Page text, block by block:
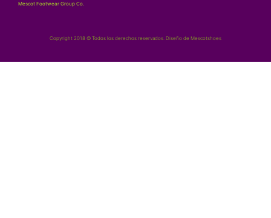
Mescot Footwear Group Co.
Copyright 2018 © Todos los derechos reservados. Diseño de Mescotshoes